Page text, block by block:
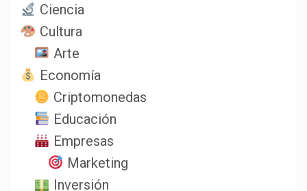
Ciencia
Cultura
Arte
Economía
Criptomonedas
Educación
Empresas
Marketing
Inversión